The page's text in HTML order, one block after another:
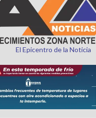
El Epicentro de la Noticia